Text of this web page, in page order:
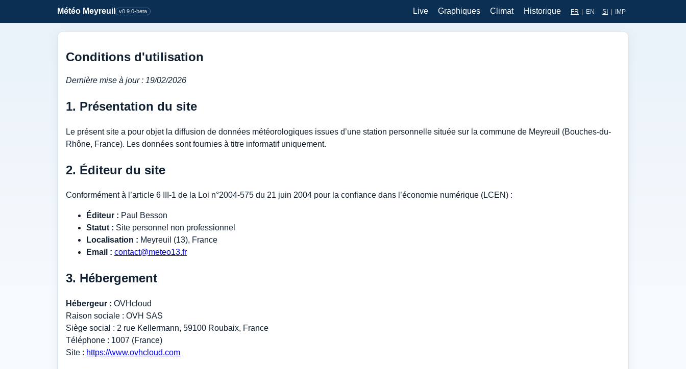
Météo Meyreuil v0.9.0-beta Live Graphiques Climat Historique FR | EN SI | IMP
Conditions d'utilisation
Dernière mise à jour : 19/02/2026
1. Présentation du site
Le présent site a pour objet la diffusion de données météorologiques issues d’une station personnelle située sur la commune de Meyreuil (Bouches-du-
Rhône, France). Les données sont fournies à titre informatif uniquement.
2. Éditeur du site
Conformément à l’article 6 III-1 de la Loi n°2004-575 du 21 juin 2004 pour la confiance dans l’économie numérique (LCEN) :
Éditeur : Paul Besson
Statut : Site personnel non professionnel
Localisation : Meyreuil (13), France
Email : contact@meteo13.fr
3. Hébergement
Hébergeur : OVHcloud
Raison sociale : OVH SAS
Siège social : 2 rue Kellermann, 59100 Roubaix, France
Téléphone : 1007 (France)
Site : https://www.ovhcloud.com